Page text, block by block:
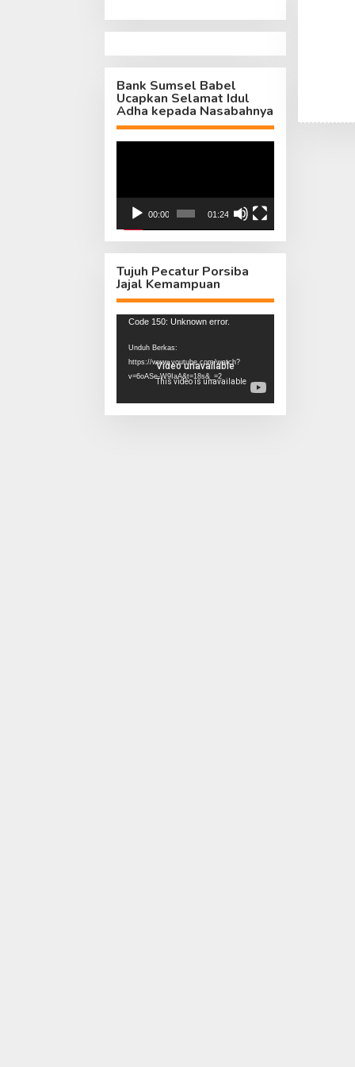
Bank Sumsel Babel
Ucapkan Selamat Idul
Adha kepada Nasabahnya
00:00 01:24
Tujuh Pecatur Porsiba
Jajal Kemampuan
Pemutar
Code 150: Unknown error.
Unduh Berkas:
https://www.youtube.com/watch?
v=6oASe-W9IaA&t=18s&_=2